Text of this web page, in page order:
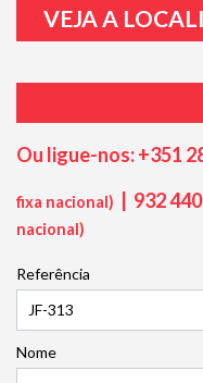
VEJA A
Ou ligue-nos: +351
fixa nacional) 932
nacional)
Referência
Nome